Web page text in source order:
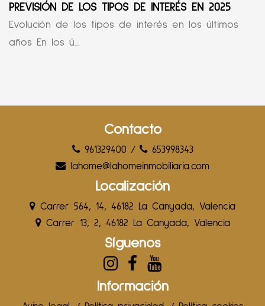
PREVISIÓN DE LOS TIPOS DE INTERÉS EN 2025
Evolución de los tipos de interés en los últimos
años En los ú...
Contacto
961329400 /
653998343
lahome@lahomeinmobiliaria.com
Localización
Carrer 564, 14, 46182 La Canyada, Valencia
Carrer 13, 2, 46182 La Canyada, Valencia
Síguenos
Información